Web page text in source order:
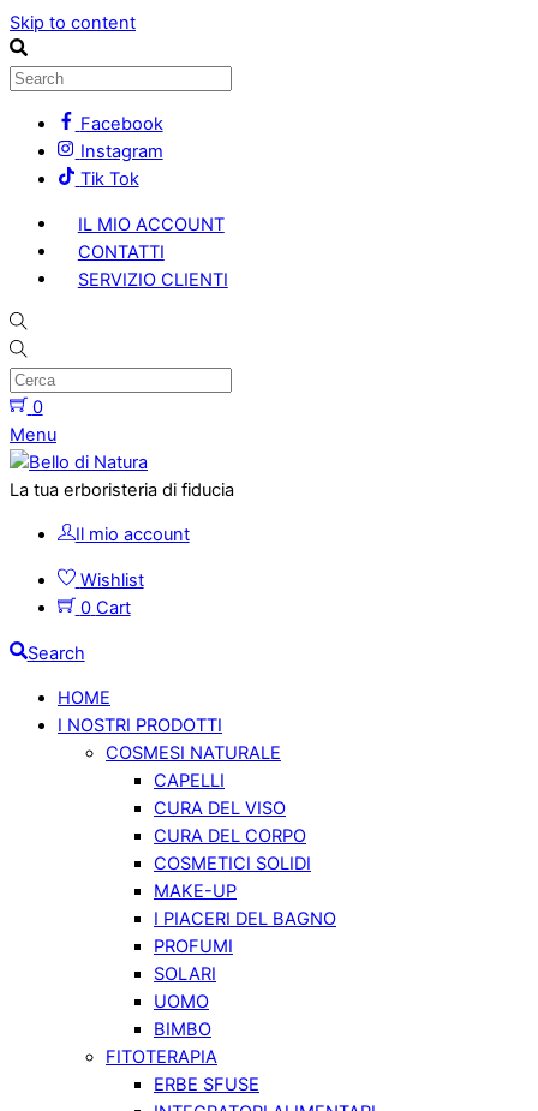
Skip to content
Facebook
Instagram
Tik Tok
IL MIO ACCOUNT
CONTATTI
SERVIZIO CLIENTI
0
Menu
La tua erboristeria di fiducia
Il mio account
Wishlist
0 Cart
Search
HOME
I NOSTRI PRODOTTI
COSMESI NATURALE
CAPELLI
CURA DEL VISO
CURA DEL CORPO
COSMETICI SOLIDI
MAKE-UP
I PIACERI DEL BAGNO
PROFUMI
SOLARI
UOMO
BIMBO
FITOTERAPIA
ERBE SFUSE